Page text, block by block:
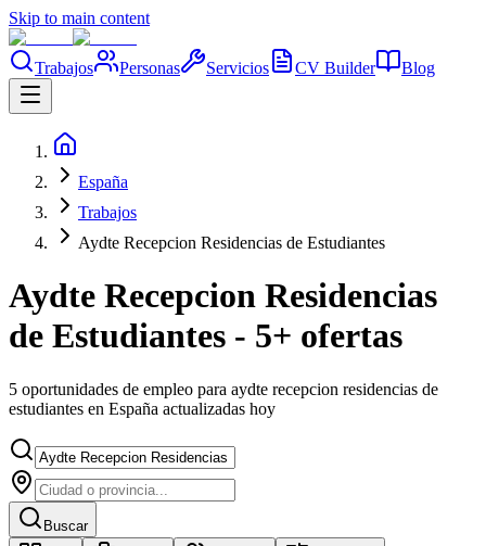
Skip to main content
Trabajos Personas Servicios CV Builder Blog
España
Trabajos
Aydte Recepcion Residencias de Estudiantes
Aydte Recepcion Residencias
de Estudiantes - 5+ ofertas
5 oportunidades de empleo para aydte recepcion residencias de
estudiantes en España actualizadas hoy
Buscar